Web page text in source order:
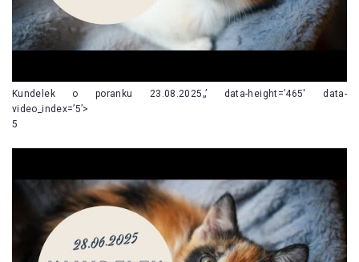
Kundelek o poranku 23.08.2025„’ data-height=’465′ data-
video_index=’5’>
5